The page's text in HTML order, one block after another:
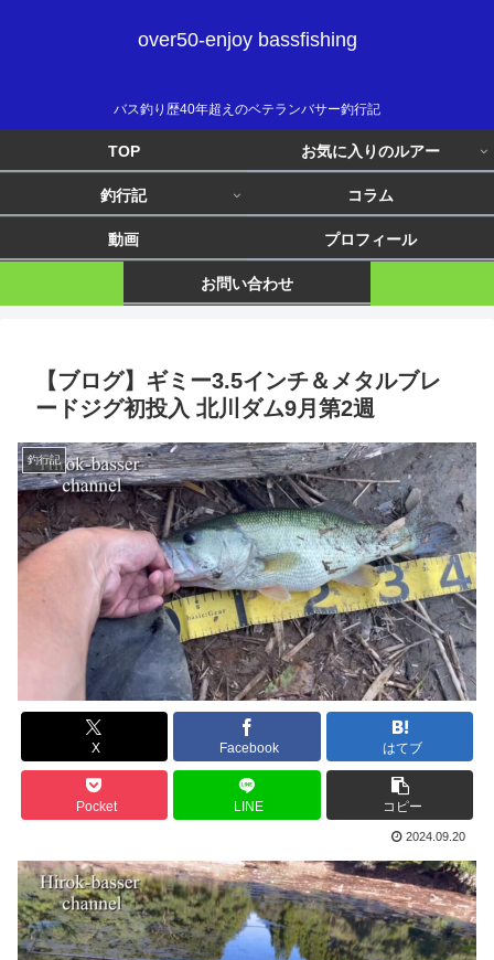
over50-enjoy bassfishing
バス釣り歴40年超えのベテランバサー釣行記
TOP お気に入りのルアー
釣行記 コラム
動画 プロフィール
お問い合わせ
【ブログ】ギミー3.5インチ＆メタルブレ
ードジグ初投入 北川ダム9月第2週
釣行記
X Facebook はてブ
Pocket LINE コピー
2024.09.20